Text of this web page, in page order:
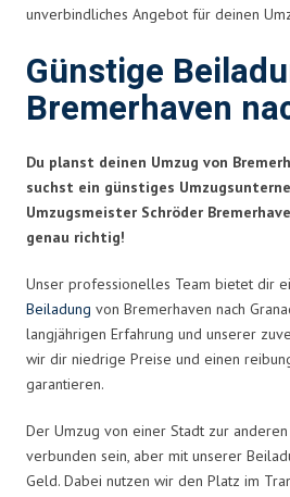
unverbindliches Angebot für deinen
Günstige
Bremerhaven
Du planst deinen Umzug von
suchst ein günstiges
Umzugsmeister Schröder
genau richtig!
Unser professionelles Team bietet dir
Beiladung von Bremerhaven nach
langjährigen Erfahrung und unserer
wir dir niedrige Preise und einen
garantieren.
Der Umzug von einer Stadt zur
verbunden sein, aber mit unserer
Geld. Dabei nutzen wir den Platz im